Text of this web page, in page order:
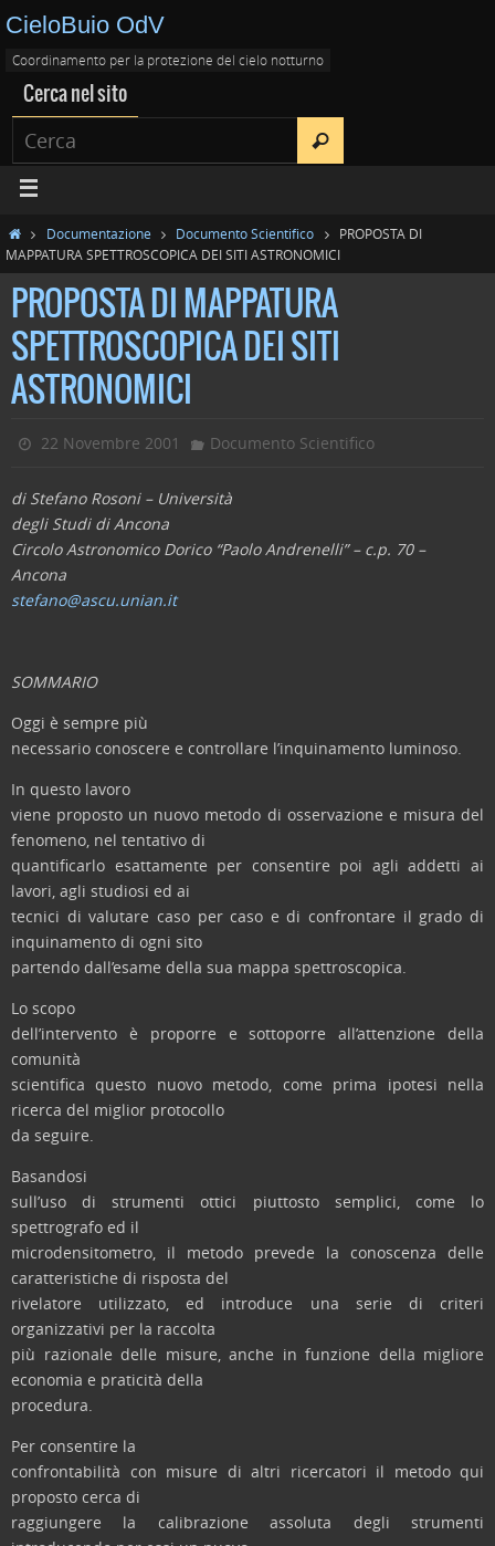
CieloBuio OdV
Coordinamento per la protezione del cielo notturno
Cerca nel sito
Documentazione Documento Scientifico
PROPOSTA DI
MAPPATURA SPETTROSCOPICA DEI SITI ASTRONOMICI
PROPOSTA DI MAPPATURA
SPETTROSCOPICA DEI SITI
ASTRONOMICI
22 Novembre 2001 Documento Scientifico
di Stefano Rosoni – Università
degli Studi di Ancona
Circolo Astronomico Dorico “Paolo Andrenelli” – c.p. 70 –
Ancona
stefano@ascu.unian.it
SOMMARIO
Oggi è sempre più
necessario conoscere e controllare l’inquinamento luminoso.
In questo lavoro
viene proposto un nuovo metodo di osservazione e misura del
fenomeno, nel tentativo di
quantificarlo esattamente per consentire poi agli addetti ai
lavori, agli studiosi ed ai
tecnici di valutare caso per caso e di confrontare il grado di
inquinamento di ogni sito
partendo dall’esame della sua mappa spettroscopica.
Lo scopo
dell’intervento è proporre e sottoporre all’attenzione della
comunità
scientifica questo nuovo metodo, come prima ipotesi nella
ricerca del miglior protocollo
da seguire.
Basandosi
sull’uso di strumenti ottici piuttosto semplici, come lo
spettrografo ed il
microdensitometro, il metodo prevede la conoscenza delle
caratteristiche di risposta del
rivelatore utilizzato, ed introduce una serie di criteri
organizzativi per la raccolta
più razionale delle misure, anche in funzione della migliore
economia e praticità della
procedura.
Per consentire la
confrontabilità con misure di altri ricercatori il metodo qui
proposto cerca di
raggiungere la calibrazione assoluta degli strumenti